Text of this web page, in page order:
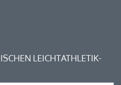
LEICHTATHLETIK-